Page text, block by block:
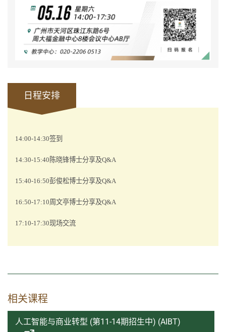
日程安排
14:00-14:30签到
14:30-15:40 陈晓锋博士分享及Q&A
15:40-16:50彭俊松博士分享及Q&A
16:50-17:10周文亭博士分享及Q&A
17:10-17:30现场交流
相关课程
人工智能与商业转型 (第11-14期招生中) (AIBT)